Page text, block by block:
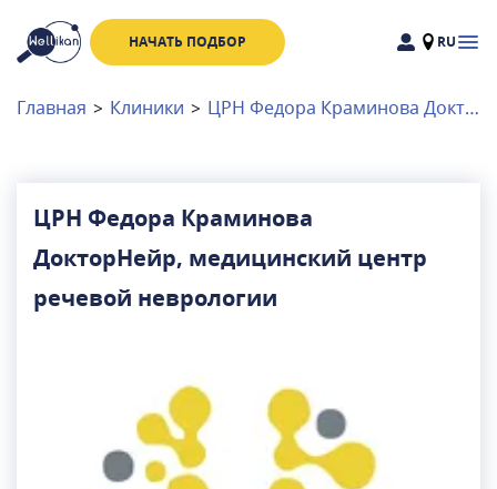
НАЧАТЬ ПОДБОР RU
Доктора
Клиники
и
Главная > Клиники > ЦРН Федора Краминова ДокторНейр, медицинский центр речевой неврологии
ЦРН Федора Краминова
ДокторНейр, медицинский центр
речевой неврологии